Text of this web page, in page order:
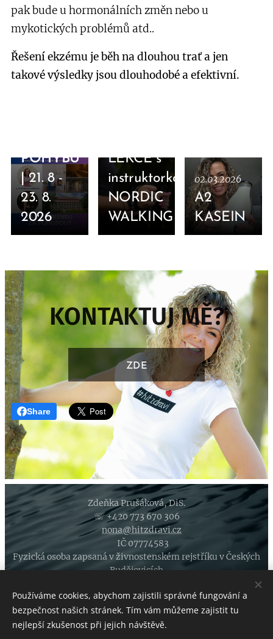
pak bude u hormonálních změn nebo u
mykotických problémů atd..
Řešení ekzému je běh na dlouhou trať a jen
takové výsledky jsou dlouhodobé a efektivní.
POHYBU
|21. 8 -
23. 8.
2026
LEKCE s
instruktorkou
NORDIC
WALKING
02.03.2026
A2
KASEIN
KONTAKTUJ MĚ?
ZDE
Share
Zdeňka Prušáková, DiS.
☏ +420 773 670 306
✉nona@hitzdravi.cz
🏚 IČ 07774583
Fyzická osoba zapsaná v živnostenském rejstříku v Českých
Budějovicích
CELOSTNÍ PORADENSTVÍ V OBLASTI VÝŽIVY, LONGEVITY A
ZDRAVÉHO ŽIVOTNÍHO STYLU
©HIT ZDRAVÍje alternativní cestou ke spokojenosti a
Používáme cookies, abychom zajistili správné fungování a
bezpečnost našich stránek. Tím vám můžeme zajistit tu
nejlepší zkušenost při jejich návštěvě.